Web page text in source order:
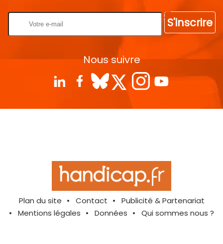
S'inscrire
Nous suivre
Plan du site Contact
Publicité & Partenariat
Mentions légales
Données Qui sommes nous ?